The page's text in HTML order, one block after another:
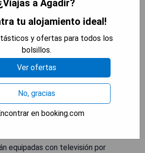
situado en la bahía de Agadir y a
centro de la ciudad, ofrece
equipadas con televisión por
a Agadir?
tu alojamiento ideal!
y ofertas para todos los
bolsillos.
Ver ofertas
No, gracias
en booking.com